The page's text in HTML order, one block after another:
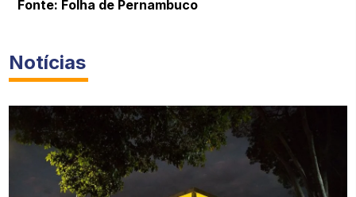
Fonte: Folha de Pernambuco
Notícias